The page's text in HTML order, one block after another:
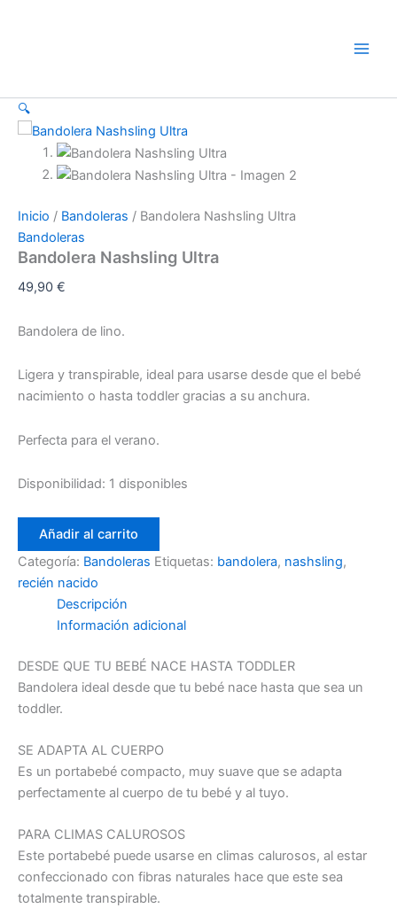
🔍
Inicio / Bandoleras / Bandolera Nashsling Ultra
Bandoleras
Bandolera Nashsling Ultra
49,90 €
Bandolera de lino.
Ligera y transpirable, ideal para usarse desde que el bebé
nacimiento o hasta toddler gracias a su anchura.
Perfecta para el verano.
Disponibilidad: 1 disponibles
Añadir al carrito
Categoría: Bandoleras Etiquetas: bandolera, nashsling,
recién nacido
Descripción
Información adicional
DESDE QUE TU BEBÉ NACE HASTA TODDLER
Bandolera ideal desde que tu bebé nace hasta que sea un
toddler.
SE ADAPTA AL CUERPO
Es un portabebé compacto, muy suave que se adapta
perfectamente al cuerpo de tu bebé y al tuyo.
PARA CLIMAS CALUROSOS
Este portabebé puede usarse en climas calurosos, al estar
confeccionado con fibras naturales hace que este sea
totalmente transpirable.